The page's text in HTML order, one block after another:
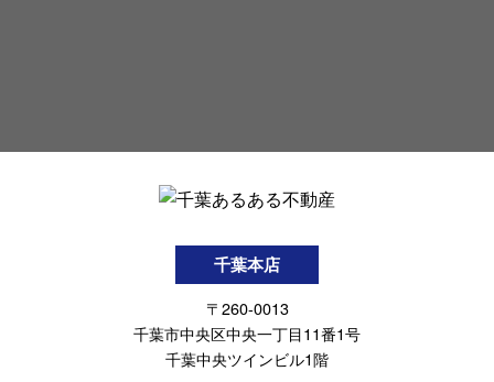
千葉本店
〒260-0013
千葉市中央区中央一丁目11番1号
千葉中央ツインビル1階